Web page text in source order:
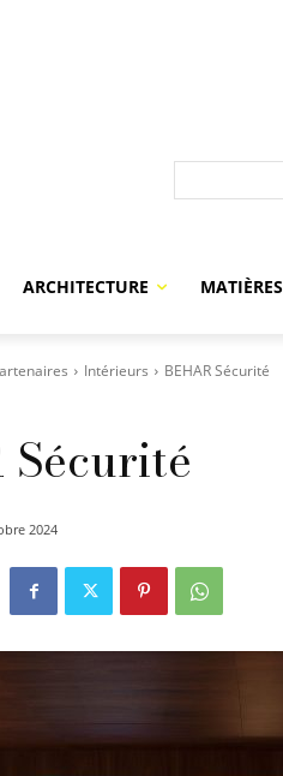
ARCHITECTURE MATIÈRES
Intérieurs BEHAR Sécurité
Sécurité
2024